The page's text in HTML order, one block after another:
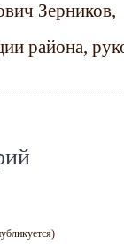
Зерников,
района,